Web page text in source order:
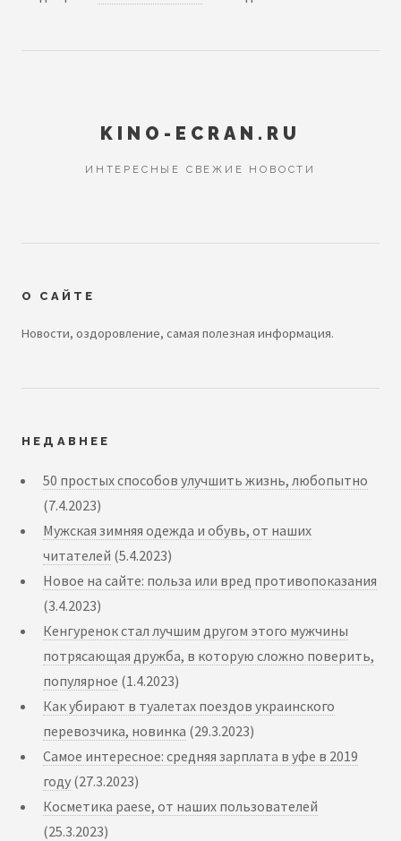
KINO-ECRAN.RU
ИНТЕРЕСНЫЕ СВЕЖИЕ НОВОСТИ
О САЙТЕ
Новости, оздоровление, самая полезная информация.
НЕДАВНЕЕ
50 простых способов улучшить жизнь, любопытно
(7.4.2023)
Мужская зимняя одежда и обувь, от наших
читателей (5.4.2023)
Новое на сайте: польза или вред противопоказания
(3.4.2023)
Кенгуренок стал лучшим другом этого мужчины
потрясающая дружба, в которую сложно поверить,
популярное (1.4.2023)
Как убирают в туалетах поездов украинского
перевозчика, новинка (29.3.2023)
Самое интересное: средняя зарплата в уфе в 2019
году (27.3.2023)
Косметика paese, от наших пользователей
(25.3.2023)